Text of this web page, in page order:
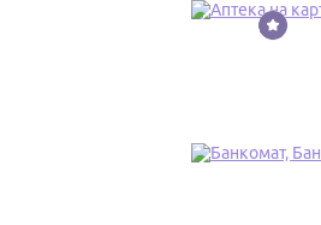
8
9